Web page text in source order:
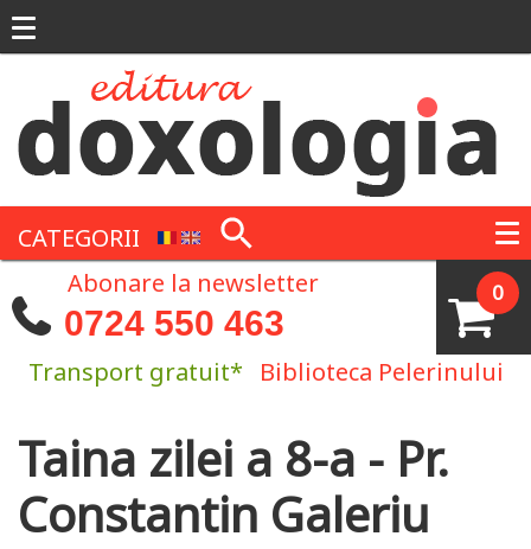
CATEGORII
0
Abonare la newsletter
0724 550 463
Transport gratuit* Biblioteca Pelerinului
Eşti aici
Taina zilei a 8-a - Pr.
Constantin Galeriu